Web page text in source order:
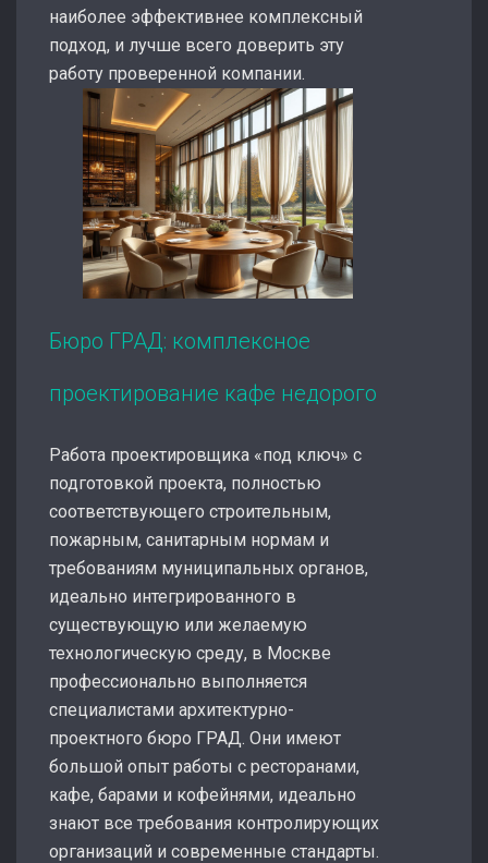
наиболее эффективнее комплексный
подход, и лучше всего доверить эту
работу проверенной компании.
Бюро ГРАД: комплексное
проектирование кафе недорого
Работа проектировщика «под ключ» с
подготовкой проекта, полностью
соответствующего строительным,
пожарным, санитарным нормам и
требованиям муниципальных органов,
идеально интегрированного в
существующую или желаемую
технологическую среду, в Москве
профессионально выполняется
специалистами архитектурно-
проектного бюро ГРАД. Они имеют
большой опыт работы с ресторанами,
кафе, барами и кофейнями, идеально
знают все требования контролирующих
организаций и современные стандарты.